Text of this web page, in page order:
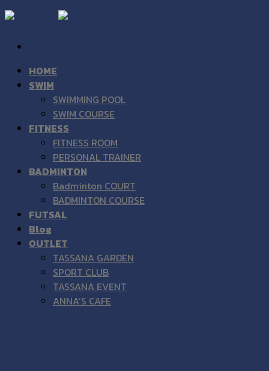
Skip
HOME
SWIM
SWIMMING POOL
SWIM COURSE
FITNESS
FITNESS ROOM
PERSONAL TRAINER
BADMINTON
Badminton COURT
BADMINTON COURSE
FUTSAL
Blog
OUTLET
TASSANA GARDEN
SPORT CLUB
TASSANA EVENT
ANNA’S CAFE